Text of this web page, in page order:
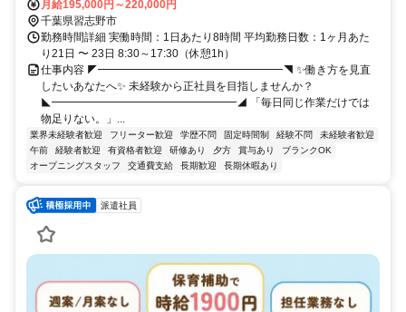
月給195,000円～220,000円
千葉県習志野市
勤務時間詳細 実働時間：1日あたり8時間 平均勤務日数：1ヶ月あた
り21日 〜 23日 8:30～17:30（休憩1h）
仕事内容 ◤━━━━━━━━━━━━━━━━━◥ ✨働き方を見直
したいあなたへ✨ 未経験から正社員を目指しませんか？
◣━━━━━━━━━━━━━━━━━◢ 「毎日同じ作業だけでは
物足りない。」...
業界未経験者歓迎 フリーター歓迎 学歴不問 固定時間制 経験不問
未経験者歓迎
午前
経験者歓迎 有資格者歓迎 研修あり 夕方 賞与あり
ブランクOK
オープニングスタッフ
交通費支給 長期歓迎 長期休暇あり
派遣社員